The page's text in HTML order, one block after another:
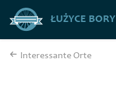
ŁUŻYCE BORY
Interessante Orte